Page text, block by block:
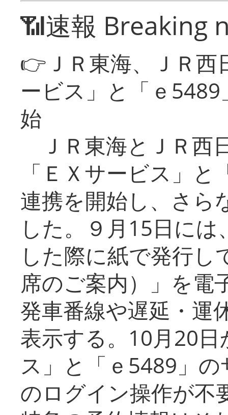
📶速報 Breaking
👉ＪＲ東海、ＪＲ
ービス」と「ｅ
始
ＪＲ東海とＪＲ西
「ＥＸサービス」
連携を開始し、さら
した。９月15日に
した際に紙で発行し
席のご案内）」を電
発車番線や遅延・運
表示する。10月20
ス」と「ｅ5489」
のログイン操作が不